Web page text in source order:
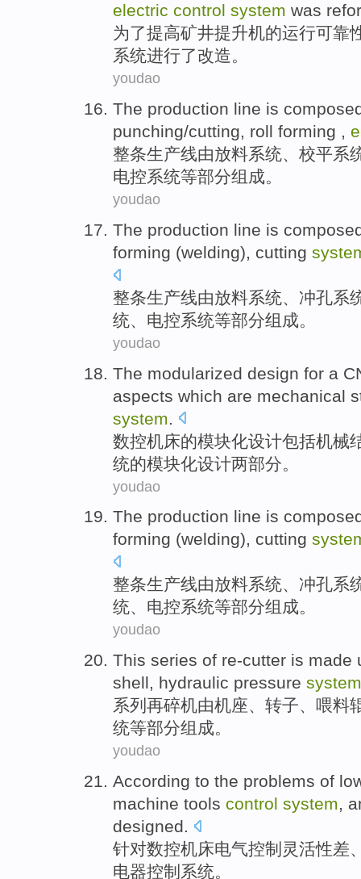
electric control system was
为了提高矿井提升机的运行可靠
系统进行了改造。
youdao
The production line is
punching/cutting, roll forming ,
整条生产线由放料系统、 校平系
电控系统等部分组成。
youdao
The production line is
forming (welding), cutting
整条生产线由放料系统、 冲孔系
统、电控系统等部分组成。
youdao
The modularized design for a
aspects which are mechanical
system
数控机床的模块化设计包括机械
统的模块化设计两部分 。
youdao
The production line is
forming (welding), cutting
整条生产线由放料系统、 冲孔系
统、电控系统等部分组成。
youdao
This series of re-cutter is made
shell, hydraulic pressure system
系列 再碎机由机座、 转子、 喂料
统等部分组成。
youdao
According to the problems of
machine tools control system,
designed.
针对数控机床电气控制 灵活性差
电器控制 系统。